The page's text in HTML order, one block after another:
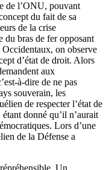
de l’ONU, pouvant
du fait de sa
de la crise
du bras de fer opposant
Occidentaux, on observe
d’état de droit. Alors
aux
à-dire de ne pas
souverain, les
de respecter l’état de
donné qu’il n’aurait
Lors d’une
de la Défense a